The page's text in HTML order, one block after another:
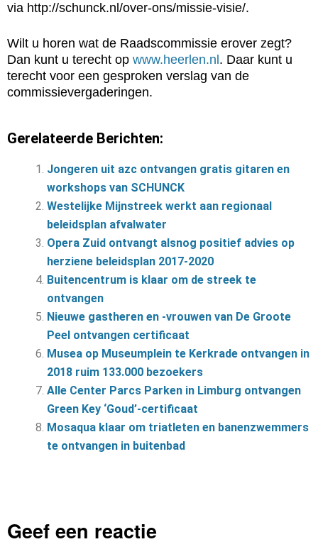
via http://schunck.nl/over-ons/missie-visie/.
Wilt u horen wat de Raadscommissie erover zegt?
Dan kunt u terecht op www.heerlen.nl . Daar kunt u
terecht voor een gesproken verslag van de
commissievergaderingen.
Gerelateerde Berichten:
Jongeren uit azc ontvangen gratis gitaren en
workshops van SCHUNCK
Westelijke Mijnstreek werkt aan regionaal
beleidsplan afvalwater
Opera Zuid ontvangt alsnog positief advies op
herziene beleidsplan 2017-2020
Buitencentrum is klaar om de streek te
ontvangen
Nieuwe gastheren en -vrouwen van De Groote
Peel ontvangen certificaat
Musea op Museumplein te Kerkrade ontvangen in
2018 ruim 133.000 bezoekers
Alle Center Parcs Parken in Limburg ontvangen
Green Key ‘Goud’-certificaat
Mosaqua klaar om triatleten en banenzwemmers
te ontvangen in buitenbad
Geef een reactie